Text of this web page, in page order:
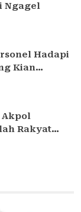
Ngagel
Hadapi
Kian
Akpol
Rakyat